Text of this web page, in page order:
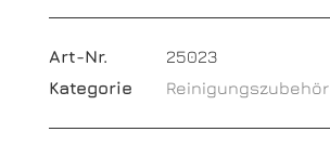
Art-Nr.
25023
Kategorie
Reinigungszubehör